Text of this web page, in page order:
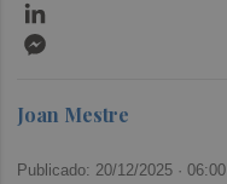
Joan Mestre
Publicado: 20/12/2025 ·06:00